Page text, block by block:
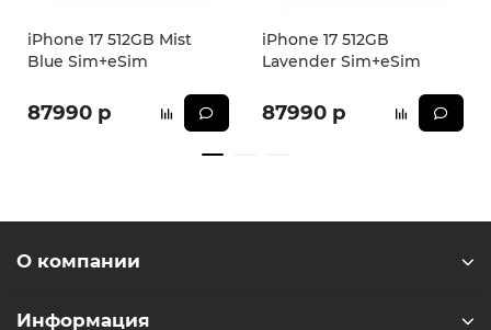
iPhone 17 512GB Mist
Blue Sim+eSim
87990 р
iPhone 17 512GB
Lavender Sim+eSim
87990 р
О компании
Информация